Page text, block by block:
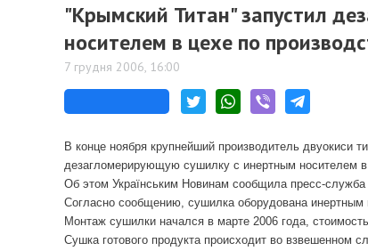
"Крымский Титан" запустил
носителем в цехе по
7 грудня 2006, 16:00
В конце ноября крупнейший производитель двуокиси
дезагломерирующую сушилку с инертным носителем в
Об этом Українським Новинам сообщила пресс-служба
Согласно сообщению, сушилка оборудована инертным
Монтаж сушилки начался в марте 2006 года,
Сушка готового продукта происходит во взвешенном